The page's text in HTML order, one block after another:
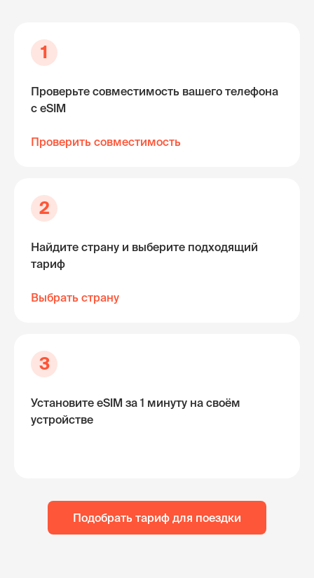
1
Проверьте совместимость вашего телефона
с eSIM
Проверить совместимость
2
Найдите страну и выберите подходящий
тариф
Выбрать страну
3
Установите eSIM за 1 минуту на своём
устройстве
Подобрать тариф для поездки